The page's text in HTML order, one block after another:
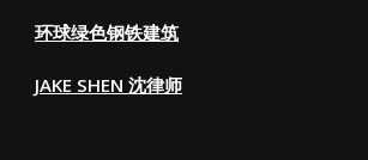
环球绿色钢铁建筑
JAKE SHEN 沈律师